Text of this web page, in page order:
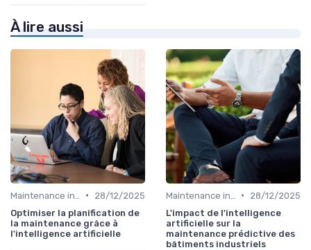
À lire aussi
•
28/12/2025
Optimiser la planification de
la maintenance grâce à
l'intelligence artificielle
•
28/12/2025
L'impact de l'intelligence
artificielle sur la
maintenance prédictive des
bâtiments industriels